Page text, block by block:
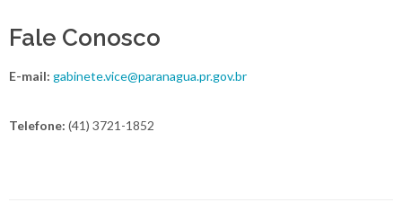
Fale Conosco
E-mail: gabinete.vice@paranagua.pr.gov.br
Telefone: (41) 3721-1852